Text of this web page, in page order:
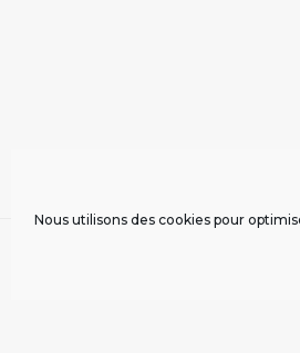
Nous utilisons des cookies pour